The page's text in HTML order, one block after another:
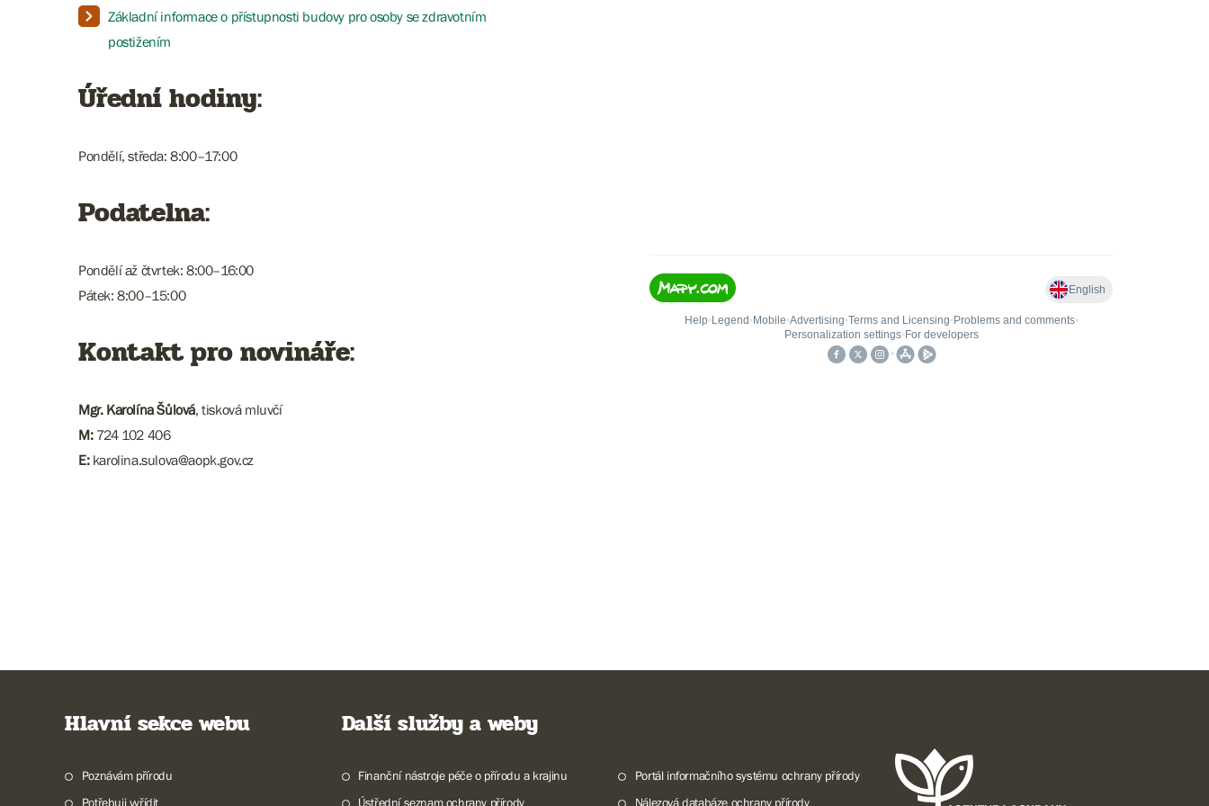
Základní informace o přístupnosti budovy pro osoby se zdravotním
postižením
Úřední hodiny:
Pondělí, středa: 8:00–17:00
Podatelna:
Pondělí až čtvrtek: 8:00–16:00
Pátek: 8:00–15:00
Kontakt pro novináře:
Mgr. Karolína Šůlová, tisková mluvčí
M: 724 102 406
E:karolina.sulova@aopk.gov.cz
Hlavní sekce webu
Poznávám přírodu
Potřebuji vyřídit
Další služby a weby
Finanční nástroje péče o přírodu a krajinu
Ústřední seznam ochrany přírody
Portál informačního systému ochrany přírody
Nálezová databáze ochrany přírody